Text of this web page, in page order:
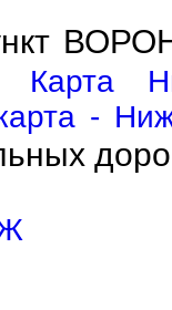
Карта
-